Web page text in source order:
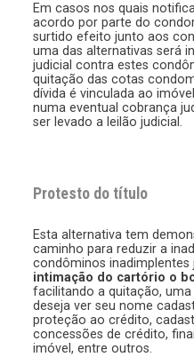
Em casos nos quais
acordo por parte do
surtido efeito junto aos
uma das alternativas será
judicial contra estes
quitação das cotas
dívida é vinculada ao
numa eventual cobrança
ser levado a leilão judicial.
Protesto do título
Esta alternativa tem
caminho para reduzir a
condôminos
intimação do cartório o
facilitando a quitação,
deseja ver seu nome
proteção ao crédito,
concessões de crédito,
imóvel, entre outros.